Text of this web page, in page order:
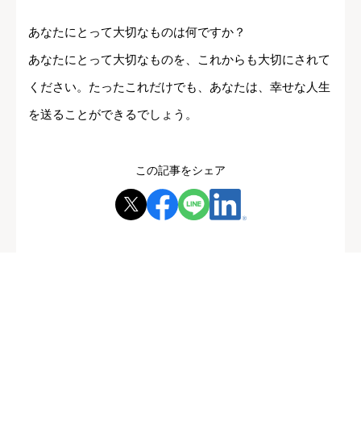
あなたにとって大切なものは何ですか？
あなたにとって大切なものを、これからも大切にされて
ください。たったこれだけでも、あなたは、幸せな人生
を送ることができるでしょう。
この記事をシェア